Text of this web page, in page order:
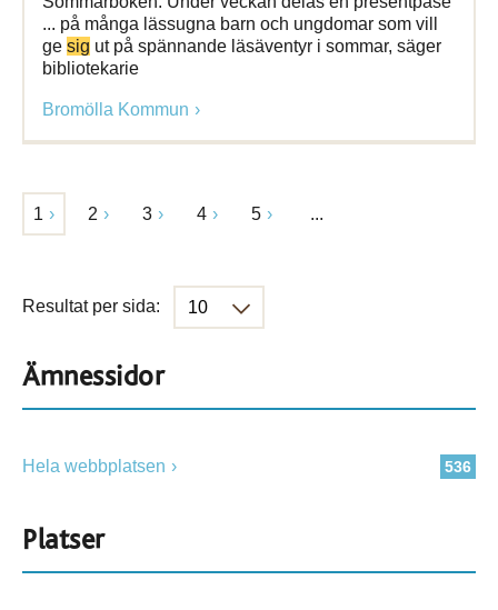
... på många lässugna barn och ungdomar som vill
ge sig ut på spännande läsäventyr i sommar, säger
bibliotekarie
Bromölla Kommun
1 2 3 4 5 ...
Resultat per sida:
Ämnessidor
536
Hela webbplatsen
Platser